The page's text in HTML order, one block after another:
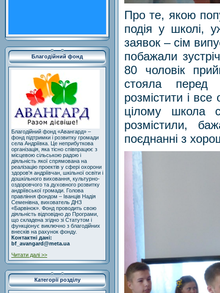
Благодійний фонд
Благодійний фонд «Авангард» –
фонд підтримки і розвитку громади
села Андріївка. Це неприбуткова
організація, яка тісно співпрацює з
місцевою сільською радою і
діяльність якої спрямована на
реалізацію проектів у сфері охорони
здоров'я андріївчан, шкільної освіти і
дошкільного виховання, культурно-
оздоровчого та духовного розвитку
андріївської громади. Голова
правління фондом – Іванців Надія
Семенівна, вихователь ДНЗ
«Барвінок». Фонд проводить свою
діяльність відповідно до Програми,
що складена згідно зі Статутом і
функціонує виключно з благодійних
внесків на рахунок фонду.
Контактні дані:
bf_avangard@meta.ua
Читати далі >>
Категорії розділу
Про те, якою
подія у школі,
заявок – сім
побажали
80 чоловік
стояла перед
розмістити і все
цілому школа
розмістили,
поєднанні з